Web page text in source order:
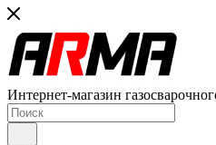
Интернет-магазин